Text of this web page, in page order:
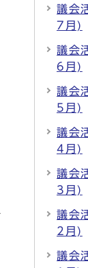
議会
7月)
議会
6月)
議会
5月)
議会
4月)
議会
3月)
議会
2月)
議会